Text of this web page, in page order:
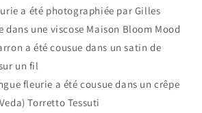
a été photographiée par Gilles
dans une viscose Maison Bloom Mood
a été cousue dans un satin de
un fil
fleurie a été cousue dans un crêpe
Torretto Tessuti